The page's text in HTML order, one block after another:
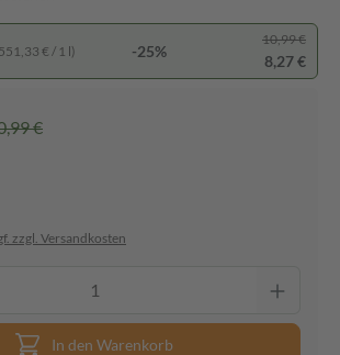
€ / 1 l) -25%
10,99 €
8,27 €
€
zzgl. Versandkosten
In den Warenkorb